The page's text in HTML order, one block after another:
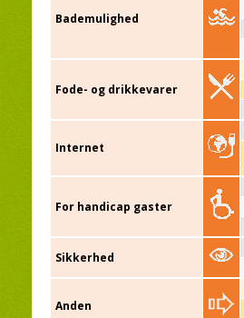
Bademulighed
Fode- og drikkevarer
Internet
For handicap gaster
Sikkerhed
Anden